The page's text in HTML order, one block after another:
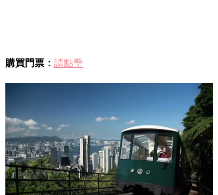
購買門票： 請點擊